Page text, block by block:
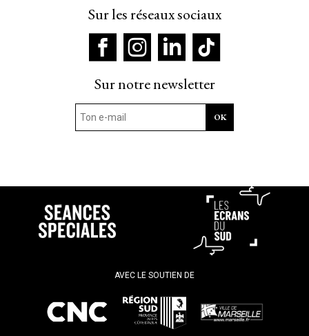
Sur les réseaux sociaux
Sur notre newsletter
AVEC LE SOUTIEN DE